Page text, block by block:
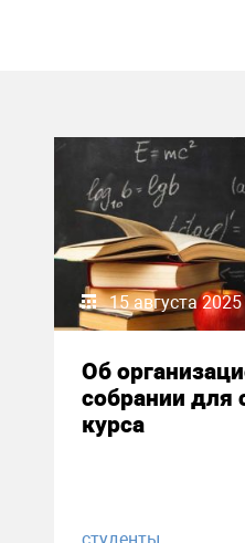
15 августа 2025
Об
собрании для
курса